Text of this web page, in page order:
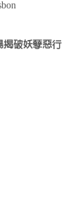
揭破妖孽惡行